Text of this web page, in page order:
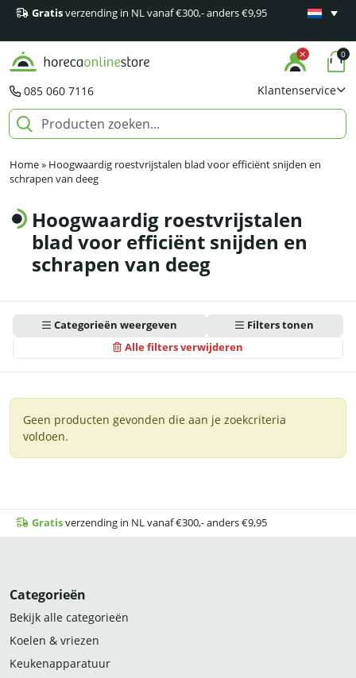
Gratisverzending in NL vanaf €300,- anders €9,95
Minimaal
085 060 7116 Klantenservice
0
Home» Hoogwaardig roestvrijstalen blad voor efficiënt snijden en
schrapen van deeg
Hoogwaardig roestvrijstalen
blad voor efficiënt snijden en
schrapen van deeg
Categorieën weergeven
Alle filters verwijderen
Filters tonen
Geen producten gevonden die aan je zoekcriteria
voldoen.
Gratisverzending in NL vanaf €300,- anders €9,95
Categorieën
Bekijk alle categorieën
Koelen & vriezen
Keukenapparatuur